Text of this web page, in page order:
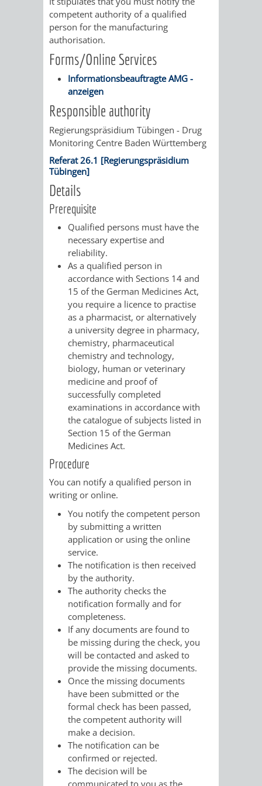
HILFE
MENSCHEN
MIT
BEHINDERUNG
MENSCHEN
MIT
DEMENZ
MIGRANTEN
/
FLÜCHTLINGE
BAUHERREN
BAUHERRENBERATUNG
GRUNDSTÜCKSWERTERMITTLUNG
DER
UNTEREN
DENKMALSCHUTZBEHÖRDE
SATZUNGEN
IM
BEREICH
DENKMALSCHUTZ
GENEHMIGUNGSVERFAHREN
TAG
DES
OFFENEN
DENKMALS
BAUPLÄTZE
VERKAUF
STÄDTISCHER
HÄUSER
/
LIEGENSCHAFTEN
ABWASSERBESEITIGUNG
ERSCHLIESSUNGSBEITRAG
ANTRAGSVERFAHREN
VERMIETE
DOCH
AN
DEINE
STADT
WIEDERVERMIETUNGSPRÄMIE
BERATUNGSERGEBNISSE
TAGESORDNUNG
BÜRGERMEISTER
/
DEZERNATE
AMT
FÜR
BAURECHT
AMT
STABSSTELLE
BÄDER(PLANUNG
BAU)
FÜR
competent authority of a qualified
person for the manufacturing
authorisation.
Forms/Online Services
Informationsbeauftragte AMG -
anzeigen
Responsible authority
Regierungspräsidium Tübingen - Drug
Monitoring Centre Baden Württemberg
Referat 26.1 [Regierungspräsidium
Tübingen]
Details
Prerequisite
Qualified persons must have the
necessary expertise and
reliability.
As a qualified person in
accordance with Sections 14 and
15 of the German Medicines Act,
you require a licence to practise
as a pharmacist, or alternatively
a university degree in pharmacy,
chemistry, pharmaceutical
chemistry and technology,
biology, human or veterinary
medicine and proof of
successfully completed
examinations in accordance with
the catalogue of subjects listed in
Section 15 of the German
Medicines Act.
Procedure
You can notify a qualified person in
writing or online.
You notify the competent person
by submitting a written
application or using the online
service.
The notification is then received
by the authority.
The authority checks the
notification formally and for
completeness.
If any documents are found to
be missing during the check, you
will be contacted and asked to
provide the missing documents.
Once the missing documents
have been submitted or the
formal check has been passed,
the competent authority will
make a decision.
The notification can be
confirmed or rejected.
The decision will be
communicated to you as the